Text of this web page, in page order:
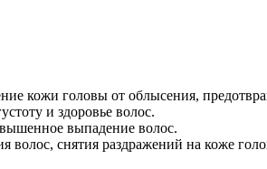
кожи головы от облысения,
и здоровье волос.
выпадение волос.
волос, снятия раздражений на коже